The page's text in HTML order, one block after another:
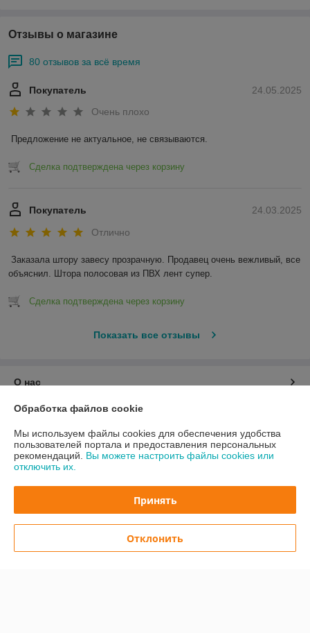
Отзывы о магазине
80 отзывов за всё время
24.05.2025
Покупатель
Очень плохо
Предложение не актуальное, не связываются.
Сделка подтверждена через корзину
24.03.2025
Покупатель
Отлично
Заказала штору завесу прозрачную. Продавец очень вежливый, все
объяснил. Штора полосовая из ПВХ лент супер.
Сделка подтверждена через корзину
Показать все отзывы
О нас
Контакты
Доставка и оплата
Полная версия сайта
Политика обработки cookies
Обработка файлов cookie
Мы используем файлы cookies для обеспечения удобства
пользователей портала и предоставления персональных
рекомендаций. Вы можете настроить файлы cookies или
отключить их.
Принять
Отклонить